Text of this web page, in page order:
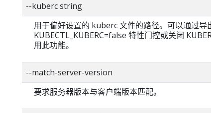
--kuberc string
用于偏好设置的 kuberc 文件的路径。可以通过导出
KUBECTL_KUBERC=false 特性门控或关闭
用此功能。
--match-server-version
要求服务器版本与客户端版本匹配。